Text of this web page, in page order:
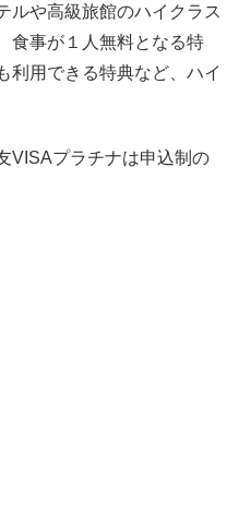
ルや高級旅館のハイクラス
食事が１人無料となる特
利用できる特典など、ハイ
VISAプラチナは申込制の